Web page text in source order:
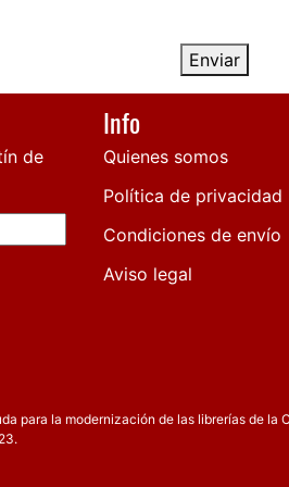
Enviar
de
Info
Quienes somos
Política de privacidad
Condiciones de envío
Aviso legal
para la modernización de las librerías de la